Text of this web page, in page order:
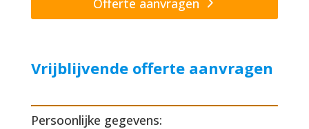
Offerte aanvragen
Vrijblijvende offerte aanvragen
Persoonlijke gegevens: